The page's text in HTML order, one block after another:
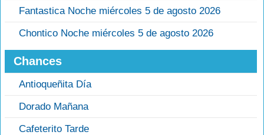
Fantastica Noche miércoles 5 de agosto 2026
Chontico Noche miércoles 5 de agosto 2026
Chances
Antioqueñita Día
Dorado Mañana
Cafeterito Tarde